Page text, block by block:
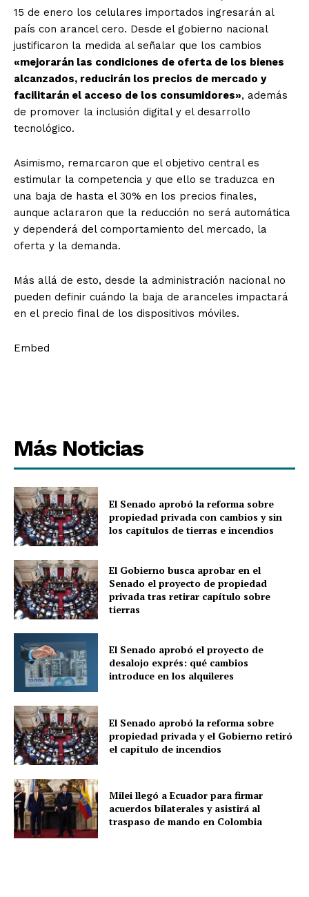
15 de enero los celulares importados ingresarán al
país con arancel cero. Desde el gobierno nacional
justificaron la medida al señalar que los cambios
«mejorarán las condiciones de oferta de los bienes
alcanzados, reducirán los precios de mercado y
facilitarán el acceso de los consumidores», además
de promover la inclusión digital y el desarrollo
tecnológico.
Asimismo, remarcaron que el objetivo central es
estimular la competencia y que ello se traduzca en
una baja de hasta el 30% en los precios finales,
aunque aclararon que la reducción no será automática
y dependerá del comportamiento del mercado, la
oferta y la demanda.
Más allá de esto, desde la administración nacional no
pueden definir cuándo la baja de aranceles impactará
en el precio final de los dispositivos móviles.
Embed
Más Noticias
El Senado aprobó la reforma sobre
propiedad privada con cambios y sin
los capítulos de tierras e incendios
El Gobierno busca aprobar en el
Senado el proyecto de propiedad
privada tras retirar capítulo sobre
tierras
El Senado aprobó el proyecto de
desalojo exprés: qué cambios
introduce en los alquileres
El Senado aprobó la reforma sobre
propiedad privada y el Gobierno retiró
el capítulo de incendios
Milei llegó a Ecuador para firmar
acuerdos bilaterales y asistirá al
traspaso de mando en Colombia